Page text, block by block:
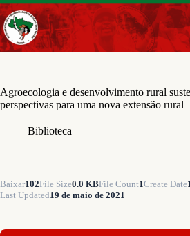
Pular
para
o
conteúdo
Agroecologia e desenvolvimento rural
perspectivas para uma nova extensão rural
Biblioteca
Baixar102File Size0.0 KBFile Count1Create Date
Last Updated19 de maio de 2021